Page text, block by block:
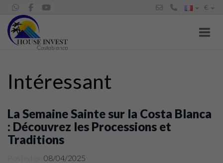
€
Intéressant
La Semaine Sainte sur la Costa Blanca
: Découvrez les Processions et
Traditions
08/04/2025